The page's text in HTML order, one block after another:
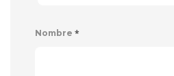
Nombre *